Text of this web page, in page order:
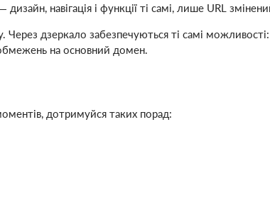
навігація і функції ті самі, лише URL
дзеркало забезпечуються ті самі
на основний домен.
дотримуйся таких порад: